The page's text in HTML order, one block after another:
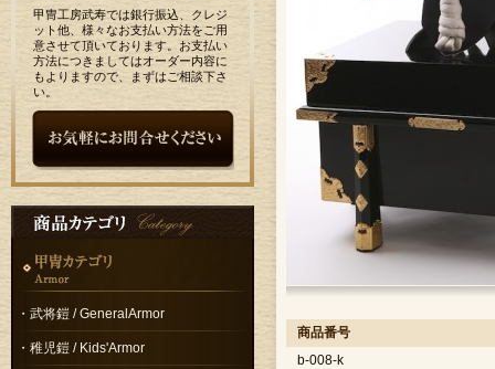
商品番号
b-008-k
甲冑工房武寿では銀行振込、クレジ
ット他、様々なお支払い方法をご用
意させて頂いております。お支払い
方法につきましてはオーダー内容に
もよりますので、まずはご相談下さ
い。
・武将鎧 / GeneralArmor
・稚児鎧 / Kids'Armor